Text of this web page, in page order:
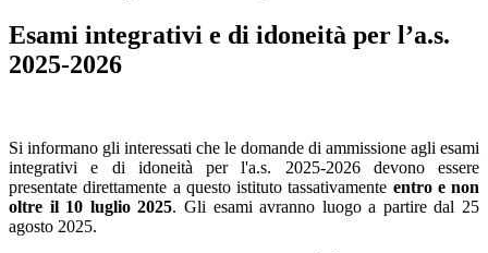
Esami integrativi e di idoneità per l’a.s.
2025-2026
Si informano gli interessati che le domande di ammissione agli esami
integrativi e di idoneità per l'a.s. 2025-2026 devono essere
presentate direttamente a questo istituto tassativamente entro e non
oltre il 10 luglio 2025. Gli esami avranno luogo a partire dal 25
agosto 2025.